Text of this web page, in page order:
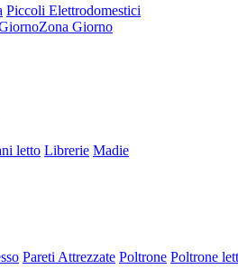
Piccoli Elettrodomestici
Zona Giorno
letto Librerie Madie
Pareti Attrezzate Poltrone Poltrone